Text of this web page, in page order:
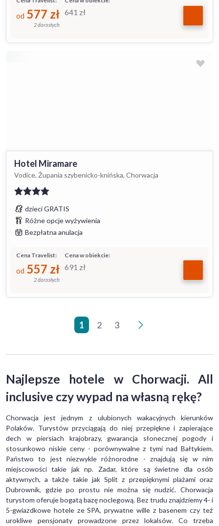
641 zł
od 577 zł
2 dorosłych
Hotel Miramare
Vodice, Żupania szybenicko-knińska, Chorwacja
dzieci GRATIS
Różne opcje wyżywienia
Bezpłatna anulacja
Cena w obiekcie:
691 zł
Cena Travelist:
od 557 zł
2 dorosłych
1 2 3
>
Najlepsze hotele w Chorwacji. All
inclusive czy wypad na własną rękę?
Chorwacja jest jednym z ulubionych wakacyjnych kierunków
Polaków. Turystów przyciągają do niej przepiękne i zapierające
dech w piersiach krajobrazy, gwarancja słonecznej pogody i
stosunkowo niskie ceny - porównywalne z tymi nad Bałtykiem.
Państwo to jest niezwykle różnorodne - znajdują się w nim
miejscowości takie jak np. Zadar, które są świetne dla osób
aktywnych, a także takie jak Split z przepięknymi plażami oraz
Dubrownik, gdzie po prostu nie można się nudzić. Chorwacja
turystom oferuje bogatą bazę noclegową. Bez trudu znajdziemy 4- i
5-gwiazdkowe hotele ze SPA, prywatne wille z basenem czy też
urokliwe pensjonaty prowadzone przez lokalsów. Co trzeba